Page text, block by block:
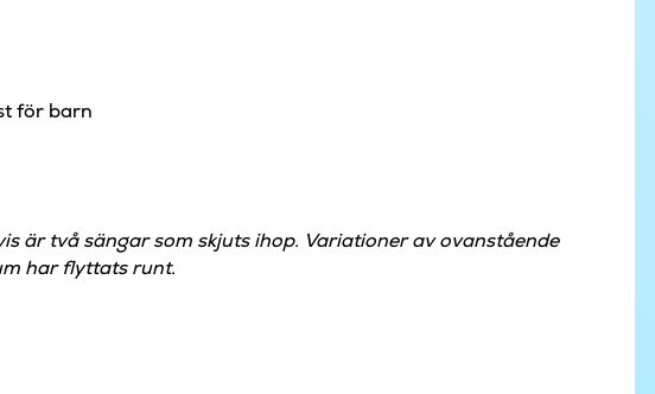
för barn
är två sängar som skjuts ihop. Variationer av ovanstående
har flyttats runt.